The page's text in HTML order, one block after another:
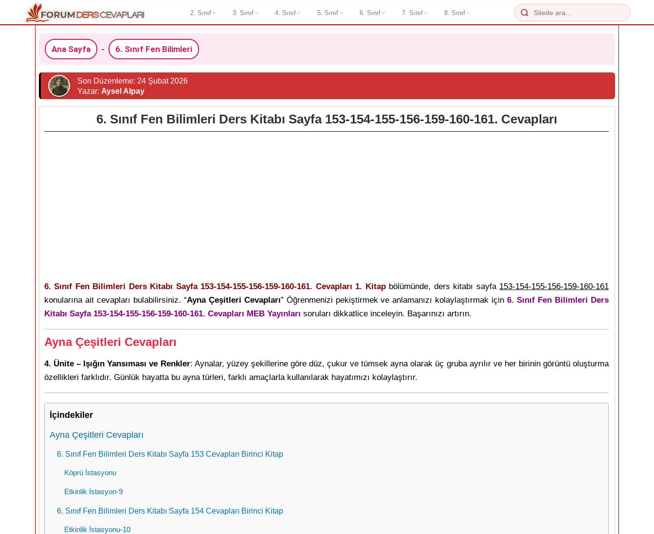
2. Sınıf 3. Sınıf 4. Sınıf 5. Sınıf 6. Sınıf 7. Sınıf 8. Sınıf
Ana Sayfa - 6. Sınıf Fen Bilimleri
Son Düzenleme: 24 Şubat 2026
Yazar: Aysel Alpay
6. Sınıf Fen Bilimleri Ders Kitabı Sayfa 153-154-155-156-159-160-161. Cevapları
6. Sınıf Fen Bilimleri Ders Kitabı Sayfa 153-154-155-156-159-160-161. Cevapları 1. Kitapbölümünde, ders kitabı sayfa 153-154-155-156-159-160-161
konularına ait cevapları bulabilirsiniz. “Ayna Çeşitleri Cevapları” Öğrenmenizi pekiştirmek ve anlamanızı kolaylaştırmak için6. Sınıf Fen Bilimleri Ders
Kitabı Sayfa 153-154-155-156-159-160-161. Cevapları MEB Yayınları soruları dikkatlice inceleyin. Başarınızı artırın.
Ayna Çeşitleri Cevapları
4. Ünite – Işığın Yansıması ve Renkler: Aynalar, yüzey şekillerine göre düz, çukur ve tümsek ayna olarak üç gruba ayrılır ve her birinin görüntü oluşturma
özellikleri farklıdır. Günlük hayatta bu ayna türleri, farklı amaçlarla kullanılarak hayatımızı kolaylaştırır.
İçindekiler
Ayna Çeşitleri Cevapları
6. Sınıf Fen Bilimleri Ders Kitabı Sayfa 153 Cevapları Birinci Kitap
Köprü İstasyonu
Etkinlik İstasyon-9
6. Sınıf Fen Bilimleri Ders Kitabı Sayfa 154 Cevapları Birinci Kitap
Etkinlik İstasyonu-10